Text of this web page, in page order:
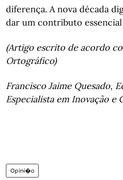
diferença. A nova década
dar um contributo essencial
(Artigo escrito de acordo
Ortográfico)
Francisco Jaime Quesado,
Especialista em Inovação e
Opini�o